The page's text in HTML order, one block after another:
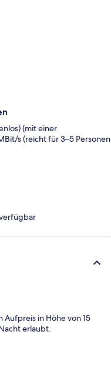
(mit einer
s (reicht für 3–5 Personen
Aufpreis in Höhe von 15
erlaubt.